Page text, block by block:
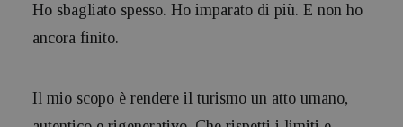
Ho sbagliato spesso. Ho imparato di più. E non ho
ancora finito.
Il mio scopo è rendere il turismo un atto umano,